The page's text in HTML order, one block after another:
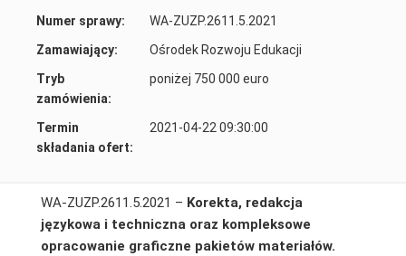
Numer sprawy:
WA-ZUZP.2611.5.2021
Zamawiający:
Ośrodek Rozwoju Edukacji
Tryb
zamówienia:
poniżej 750 000 euro
Termin
składania ofert:
2021-04-22 09:30:00
WA-ZUZP.2611.5.2021 – Korekta, redakcja
językowa i techniczna oraz kompleksowe
opracowanie graficzne pakietów materiałów.